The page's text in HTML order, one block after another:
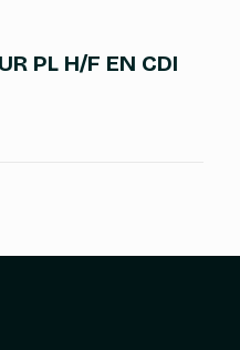
PL H/F EN CDI